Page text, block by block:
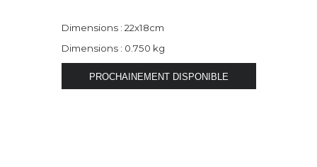
Dimensions : 22x18cm
Dimensions : 0.750 kg